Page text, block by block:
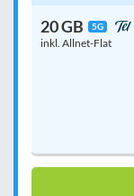
20 GB 5G
inkl. Allnet-Flat